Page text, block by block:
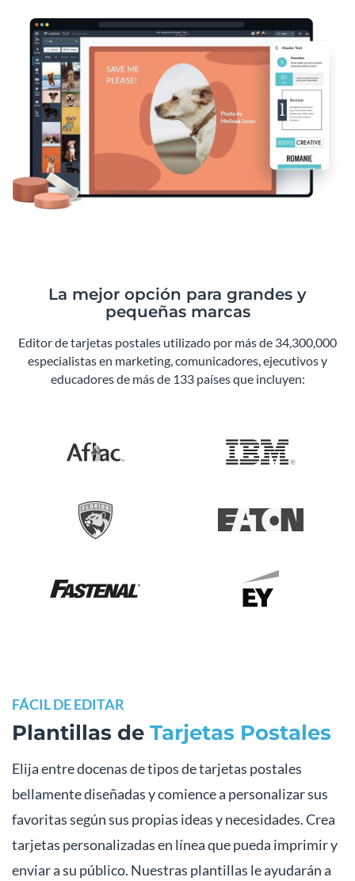
La mejor opción para grandes y
pequeñas marcas
Editor de tarjetas postales utilizado por más de 34,300,000
especialistas en marketing, comunicadores, ejecutivos y
educadores de más de 133 países que incluyen:
FÁCIL DE EDITAR
Plantillas de Tarjetas Postales
Elija entre docenas de tipos de tarjetas postales
bellamente diseñadas y comience a personalizar sus
favoritas según sus propias ideas y necesidades. Crea
tarjetas personalizadas en línea que pueda imprimir y
enviar a su público. Nuestras plantillas le ayudarán a